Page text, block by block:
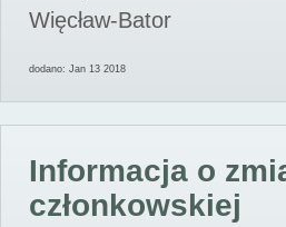
Więcław-Bator
dodano: Jan 13 2018
Informacja o
członkowskiej